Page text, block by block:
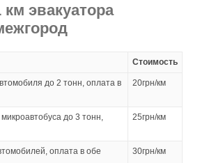
эвакуатора
Стоимость
до 2 тонн, оплата в
20грн/км
до 3 тонн,
25грн/км
оплата в обе
30грн/км